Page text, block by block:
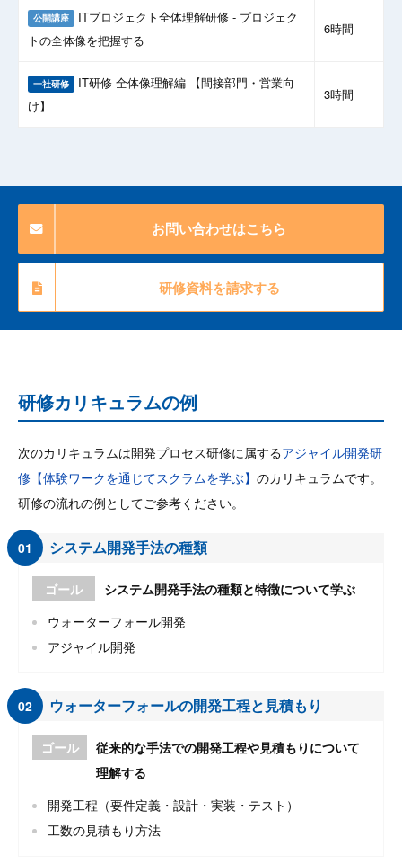
公開講座 ITプロジェクト全体理解研修 - プロジェク
トの全体像を把握する
6時間
一社研修 IT研修 全体像理解編 【間接部門・営業向
け】
3時間
お問い合わせはこちら
研修資料を請求する
研修カリキュラムの例
次のカリキュラムは開発プロセス研修に属するアジャイル開発研
修【体験ワークを通じてスクラムを学ぶ】 のカリキュラムです。
研修の流れの例としてご参考ください。
01 システム開発手法の種類
ゴール
システム開発手法の種類と特徴について学ぶ
ウォーターフォール開発
アジャイル開発
02 ウォーターフォールの開発工程と見積もり
ゴール
従来的な手法での開発工程や見積もりについて
理解する
開発工程（要件定義・設計・実装・テスト）
工数の見積もり方法